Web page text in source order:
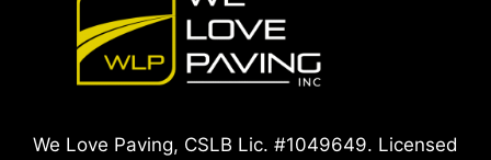
We Love Paving, CSLB Lic. #1049649. Licensed